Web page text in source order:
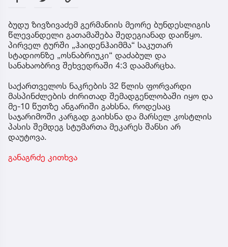
ბუდუ ზივზივაძემ გერმანიის მეორე ბუნდესლიგის
წლევანდელი გათამაშება შედეგიანად დაიწყო.
პირველ ტურში „ჰაიდენჰაიმმა“ საკუთარ
სტადიონზე „ოსნაბრიუკი“ დაძაბულ და
სანახაობრივ შეხვედრაში 4:3 დაამარცხა.
საქართველოს ნაკრების 32 წლის ფორვარდი
მასპინძლების ძირითად შემადგენლობაში იყო და
მე-10 წუთზე ანგარიში გახსნა, როდესაც
საჯარიმოში კარგად გაიხსნა და მარსელ კოსტლის
პასის შემდეგ სტუმართა მეკარეს შანსი არ
დაუტოვა.
განაგრძე კითხვა